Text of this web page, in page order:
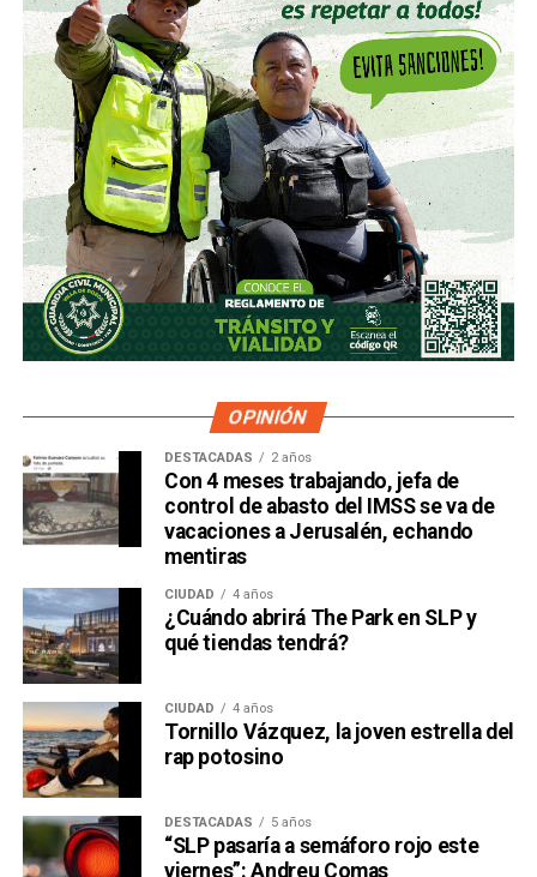
que lo convertiría en el mayor accionista individual de
la compañía.
Esa conversión todavía no ocurre: se proyecta para 2027.
Azcárraga ha reducido considerablemente sus acciones
de la compañía, aunque conserva (vía un fideicomiso
familiar y una clase especial de acciones) el control formal
del voto de la empresa, independientemente de cuánto
capital tenga cada quien. En resumidas cuentas, aunque
Emilio Azcárraga tiene el poder de decisión,el mismo
financiero que reparte el control de El Realito con los
dos hombres más poderosos de Televisa está, al
mismo tiempo, camino a convertirse en el mayor
David Martínez es apodado coloquialmente como “ El
Fantasma de Wall Street
inmenso en Latinoamérica, especialmente en Argentina,
donde ha servido como negociador para la deuda nacional
y en 2017, fue considerado por Forbes como el hombre
OPINIÓN
DESTACADAS 2 años
Con 4 meses trabajando, jefa de
control de abasto del IMSS se va de
vacaciones a Jerusalén, echando
mentiras
CIUDAD 4 años
¿Cuándo abrirá The Park en SLP y
qué tiendas tendrá?
CIUDAD 4 años
Tornillo Vázquez, la joven estrella del
rap potosino
DESTACADAS 5 años
“SLP pasaría a semáforo rojo este
viernes”: Andreu Comas